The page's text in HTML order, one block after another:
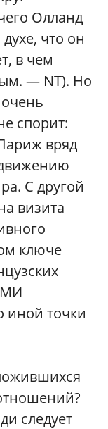
Олланд
что он
в чем
— NT). Но
спорит:
вряд
С другой
визита
ключе
иной точки
следует